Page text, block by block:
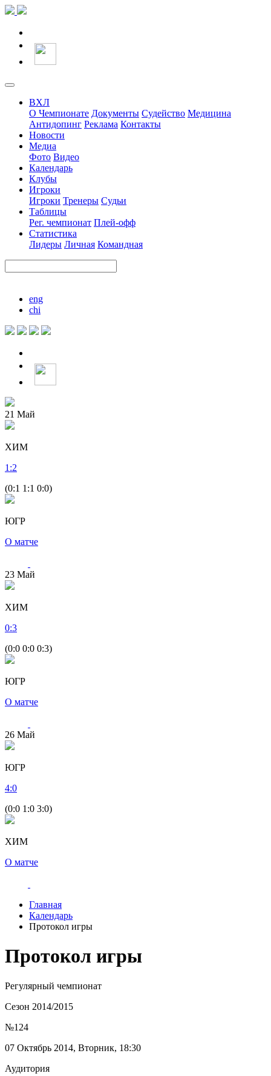
ВХЛ
О Чемпионате Документы Судейство Медицина
Антидопинг Реклама Контакты
Новости
Медиа
Фото Видео
Календарь
Клубы
Игроки
Игроки Тренеры Судьи
Таблицы
Рег. чемпионат Плей-офф
Статистика
Лидеры Личная Командная
eng
chi
21 Май
ХИМ
1 :2
(0:1 1:1 0:0)
ЮГР
О матче
23 Май
ХИМ
0:3
(0:0 0:0 0:3)
ЮГР
О матче
26 Май
ЮГР
4:0
(0:0 1:0 3:0)
ХИМ
О матче
Главная
Календарь
Протокол игры
Протокол игры
Регулярный чемпионат
Сезон 2014/2015
№124
07 Октябрь 2014, Вторник, 18:30
Аудитория